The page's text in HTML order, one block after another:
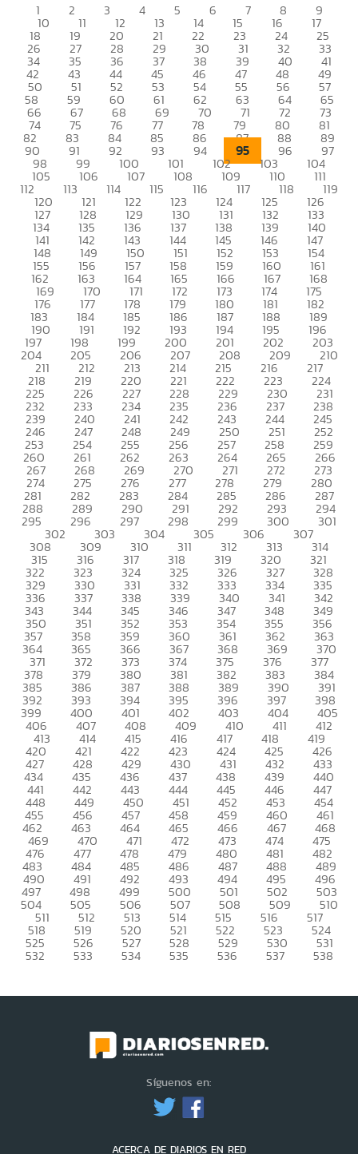
1 2 3 4 5 6 7 8 9
10 11 12 13 14 15 16 17
18 19 20 21 22 23 24 25
26 27 28 29 30 31 32 33
34 35 36 37 38 39 40 41
42 43 44 45 46 47 48 49
50 51 52 53 54 55 56 57
58 59 60 61 62 63 64 65
66 67 68 69 70 71 72 73
74 75 76 77 78 79 80 81
82 83 84 85 86 87 88 89
90 91 92 93 94 95 96 97
98 99 100 101 102 103 104
105 106 107 108 109 110 111
112 113 114 115 116 117 118 119
120 121 122 123 124 125 126
127 128 129 130 131 132 133
134 135 136 137 138 139 140
141 142 143 144 145 146 147
148 149 150 151 152 153 154
155 156 157 158 159 160 161
162 163 164 165 166 167 168
169 170 171 172 173 174 175
176 177 178 179 180 181 182
183 184 185 186 187 188 189
190 191 192 193 194 195 196
197 198 199 200 201 202 203
204 205 206 207 208 209 210
211 212 213 214 215 216 217
218 219 220 221 222 223 224
225 226 227 228 229 230 231
232 233 234 235 236 237 238
239 240 241 242 243 244 245
246 247 248 249 250 251 252
253 254 255 256 257 258 259
260 261 262 263 264 265 266
267 268 269 270 271 272 273
274 275 276 277 278 279 280
281 282 283 284 285 286 287
288 289 290 291 292 293 294
295 296 297 298 299 300 301
302 303 304 305 306 307
308 309 310 311 312 313 314
315 316 317 318 319 320 321
322 323 324 325 326 327 328
329 330 331 332 333 334 335
336 337 338 339 340 341 342
343 344 345 346 347 348 349
350 351 352 353 354 355 356
357 358 359 360 361 362 363
364 365 366 367 368 369 370
371 372 373 374 375 376 377
378 379 380 381 382 383 384
385 386 387 388 389 390 391
392 393 394 395 396 397 398
399 400 401 402 403 404 405
406 407 408 409 410 411 412
413 414 415 416 417 418 419
420 421 422 423 424 425 426
427 428 429 430 431 432 433
434 435 436 437 438 439 440
441 442 443 444 445 446 447
448 449 450 451 452 453 454
455 456 457 458 459 460 461
462 463 464 465 466 467 468
469 470 471 472 473 474 475
476 477 478 479 480 481 482
483 484 485 486 487 488 489
490 491 492 493 494 495 496
497 498 499 500 501 502 503
504 505 506 507 508 509 510
511 512 513 514 515 516 517
518 519 520 521 522 523 524
525 526 527 528 529 530 531
532 533 534 535 536 537 538
Síguenos en:
ACERCA DE DIARIOS EN RED